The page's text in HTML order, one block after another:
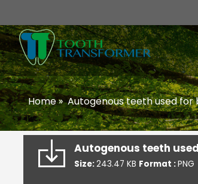
Home»Autogenous teeth used for
Autogenous teeth
Size:243.47 KB Format :PNG